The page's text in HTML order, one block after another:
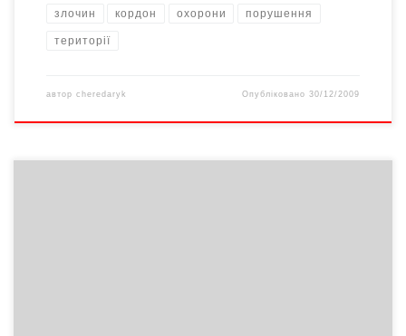
злочин кордон охорони порушення
території
автор cheredaryk Опубліковано30/12/2009